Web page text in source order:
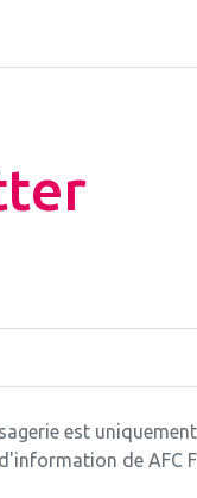
est
de AFC